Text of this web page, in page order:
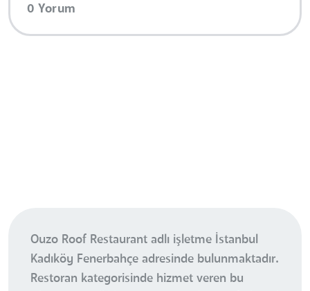
0 Yorum
Ouzo Roof Restaurant adlı işletme İstanbul
Kadıköy Fenerbahçe adresinde bulunmaktadır.
Restoran kategorisinde hizmet veren bu